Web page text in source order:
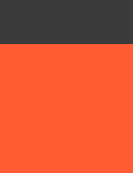
naar